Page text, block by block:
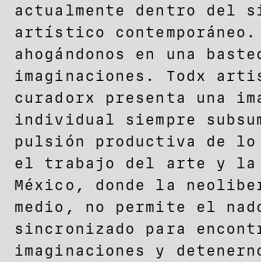
actualmente dentro del
artístico contemporáneo.
ahogándonos en una
imaginaciones. Todx
curadorx presenta una
individual siempre
pulsión productiva de lo
el trabajo del arte y la
México, donde la
medio, no permite el
sincronizado para
imaginaciones y